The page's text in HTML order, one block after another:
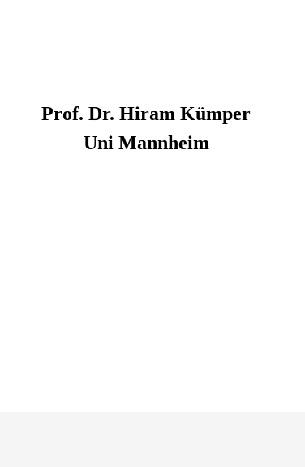
Prof. Dr. Hiram Kümper
Uni Mannheim